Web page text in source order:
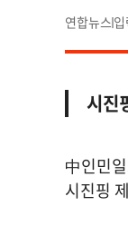
연합뉴스
시진
中인민
시진핑